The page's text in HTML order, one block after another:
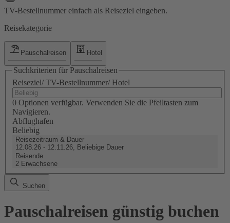
TV-Bestellnummer einfach als Reiseziel eingeben.
Reisekategorie
Pauschalreisen Hotel
Suchkriterien für Pauschalreisen
Reiseziel/ TV-Bestellnummer/ Hotel
0 Optionen verfügbar. Verwenden Sie die Pfeiltasten zum
Navigieren.
Abflughafen
Beliebig
Reisezeitraum & Dauer
12.08.26 - 12.11.26, Beliebige Dauer
Reisende
2 Erwachsene
Suchen
Pauschalreisen günstig buchen